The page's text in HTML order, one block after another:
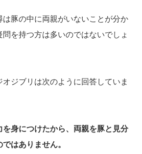
は豚の中に両親がいないことが分か
を持つ方は多いのではないでしょ
ジブリは次のように回答していま
を身につけたから、両親を豚と見分
はありません。